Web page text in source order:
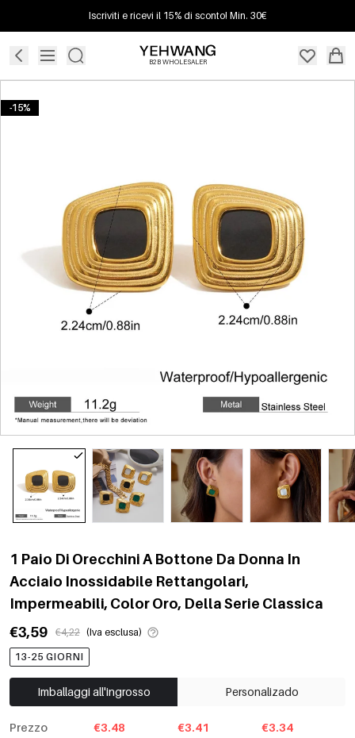
Iscriviti e ricevi il 15% di sconto! Min. 30€
B2B WHOLESALER
-15%
1 Paio Di Orecchini A Bottone Da Donna In
Acciaio Inossidabile Rettangolari,
Impermeabili, Color Oro, Della Serie Classica
€3,59
€4,22 (Iva esclusa)
13-25 GIORNI
Imballaggi all'ingrosso Personalizado
Prezzo
€3.48 €3.41 €3.34